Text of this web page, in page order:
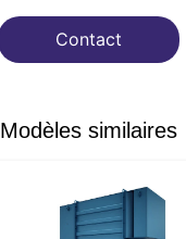
Contact
Modèles similaires